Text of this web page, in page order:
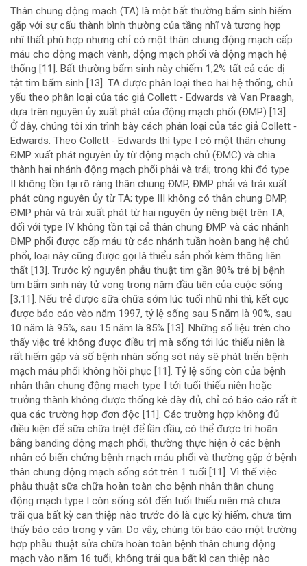
chính
của
bài
viết
Thân chung động mạch (TA) là một bất thường bẩm sinh hiếm
gặp với sự cấu thành bình thường của tầng nhĩ và tương hợp
nhĩ thất phù hợp nhưng chỉ có một thân chung động mạch cấp
máu cho động mạch vành, động mạch phổi và động mạch hệ
thống [11]. Bất thường bẩm sinh này chiếm 1,2% tất cả các dị
tật tim bẩm sinh [13]. TA được phân loại theo hai hệ thống, chủ
yếu theo phân loại của tác giả Collett ‐ Edwards và Van Praagh,
dựa trên nguyên ủy xuất phát của động mạch phổi (ĐMP) [13].
Ở đây, chúng tôi xin trình bày cách phân loại của tác giả Collett ‐
Edwards. Theo Collett ‐ Edwards thì type I có một thân chung
ĐMP xuất phát nguyên ủy từ động mạch chủ (ĐMC) và chia
thành hai nhánh động mạch phổi phải và trái; trong khi đó type
II không tồn tại rõ ràng thân chung ĐMP, ĐMP phải và trái xuất
phát cùng nguyên ủy từ TA; type III không có thân chung ĐMP,
ĐMP phài và trái xuất phát từ hai nguyên ủy riêng biệt trên TA;
đối với type IV không tồn tại cả thân chung ĐMP và các nhánh
ĐMP phổi được cấp máu từ các nhánh tuần hoàn bang hệ chủ
phổi, loại này cũng được gọi là thiểu sản phổi kèm thông liên
thất [13]. Trước kỷ nguyên phẫu thuật tim gần 80% trẻ bị bệnh
tim bẩm sinh này tử vong trong năm đầu tiên của cuộc sống
[3,11]. Nếu trẻ được sữa chữa sớm lúc tuổi nhũ nhi thì, kết cục
được báo cáo vào năm 1997, tỷ lệ sống sau 5 năm là 90%, sau
10 năm là 95%, sau 15 năm là 85% [13]. Những số liệu trên cho
thấy việc trẻ không được điều trị mà sống tới lúc thiếu niên là
rất hiếm gặp và số bệnh nhân sống sót này sẽ phát triển bệnh
mạch máu phổi không hồi phục [11]. Tỷ lệ sống còn của bệnh
nhân thân chung động mạch type I tới tuổi thiếu niên hoặc
trưởng thành không được thống kê đày đủ, chỉ có báo cáo rất ít
qua các trường hợp đơn độc [11]. Các trường hợp không đủ
điều kiện để sữa chữa triệt để lần đầu, có thể được trì hoãn
bằng banding động mạch phổi, thường thực hiện ở các bệnh
nhân có biến chứng bệnh mạch máu phổi và thường gặp ở bệnh
thân chung động mạch sống sót trên 1 tuổi [11]. Vì thế việc
phẫu thuật sữa chữa hoàn toàn cho bệnh nhân thân chung
động mạch type I còn sống sót đến tuổi thiếu niên mà chưa
trãi qua bất kỳ can thiệp nào trước đó là cực kỳ hiếm, chưa tìm
thấy báo cáo trong y văn. Do vậy, chúng tôi báo cáo một trường
hợp phẫu thuật sửa chữa hoàn toàn bệnh thân chung động
mạch vào năm 16 tuổi, không trải qua bất kì can thiệp nào